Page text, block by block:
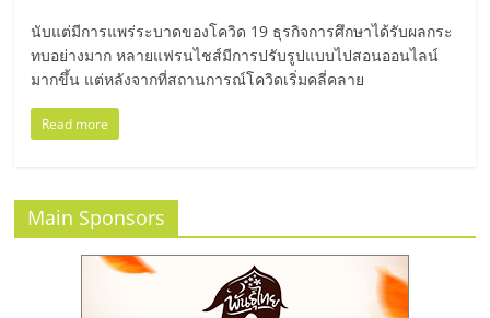
SMEs,
แฟ
รน
ไชส์,
นับแต่มีการแพร่ระบาดของโควิด 19 ธุรกิจการศึกษาได้รับผลกระ
ทบอย่างมาก หลายแฟรนไชส์มีการปรับรูปแบบไปสอนออนไลน์
มากขึ้น แต่หลังจากที่สถานการณ์โควิดเริ่มคลี่คลาย
Read more
Main Sponsors